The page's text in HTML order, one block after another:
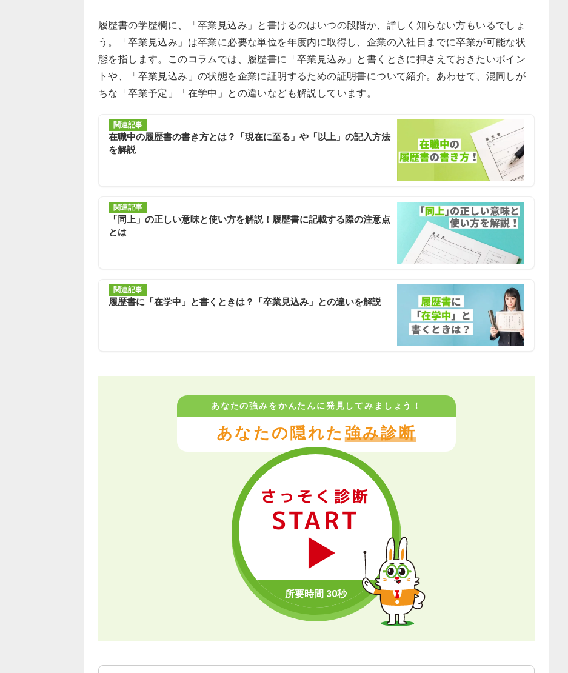
履歴書の学歴欄に、「卒業見込み」と書けるのはいつの段階か、詳しく知らない方もいるでしょ
う。「卒業見込み」は卒業に必要な単位を年度内に取得し、企業の入社日までに卒業が可能な状
態を指します。このコラムでは、履歴書に「卒業見込み」と書くときに押さえておきたいポイン
トや、「卒業見込み」の状態を企業に証明するための証明書について紹介。あわせて、混同しが
ちな「卒業予定」「在学中」との違いなども解説しています。
関連記事
在職中の履歴書の書き方とは？「現在に至る」や「以上」の記入方法
を解説
関連記事
「同上」の正しい意味と使い方を解説！履歴書に記載する際の注意点
とは
関連記事
履歴書に「在学中」と書くときは？「卒業見込み」との違いを解説
あなたの強みをかんたんに発見してみましょう！
あなたの隠れた強み診断
さっそく診断
START